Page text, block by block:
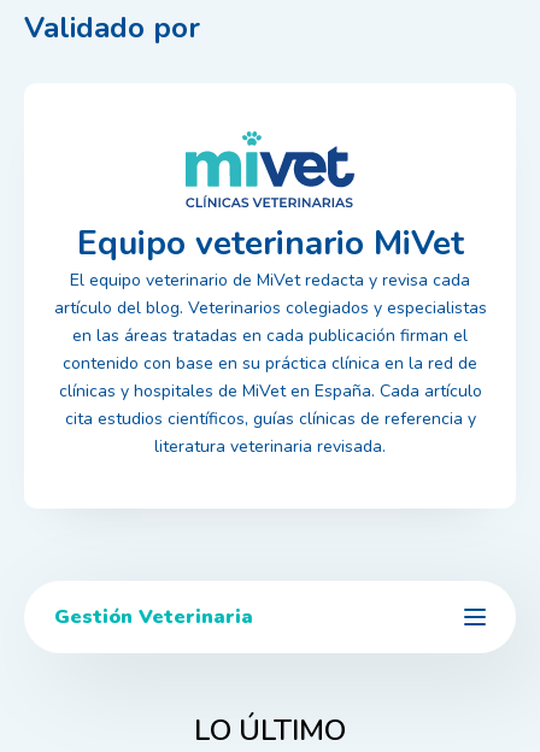
Validado por
Equipo veterinario MiVet
El equipo veterinario de MiVet redacta y revisa cada
artículo del blog. Veterinarios colegiados y especialistas
en las áreas tratadas en cada publicación firman el
contenido con base en su práctica clínica en la red de
clínicas y hospitales de MiVet en España. Cada artículo
cita estudios científicos, guías clínicas de referencia y
literatura veterinaria revisada.
Gestión Veterinaria
LO ÚLTIMO